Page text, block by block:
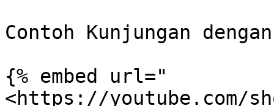
Contoh Kunjungan
{% embed url="
<https://youtube.com/